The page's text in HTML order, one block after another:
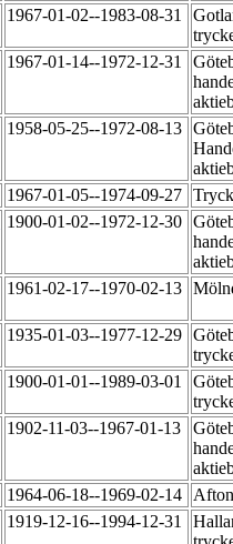
1967-01-02--1983-08-31
1967-01-14--1972-12-31
1958-05-25--1972-08-13
1967-01-05--1974-09-27
1900-01-02--1972-12-30
1961-02-17--1970-02-13
1935-01-03--1977-12-29
1900-01-01--1989-03-01
1902-11-03--1967-01-13
1964-06-18--1969-02-14
1919-12-16--1994-12-31